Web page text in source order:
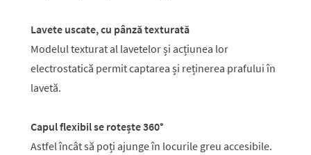
Lavete uscate, cu pânză texturată
Modelul texturat al lavetelor și acțiunea lor
electrostatică permit captarea și reținerea prafului în
lavetă.
Capul flexibil se rotește 360°
Astfel încât să poți ajunge în locurile greu accesibile.